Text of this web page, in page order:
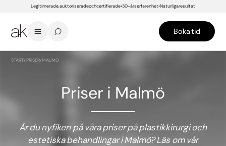
Legitimerade, auktoriserade och certifierade 30-års erfarenhet Naturliga resultat
Boka tid
START/PRISER/MALMÖ
Priser i Malmö
Är du nyfiken på våra priser på plastikkirurgi och
estetiska behandlingar i Malmö? Läs om vår